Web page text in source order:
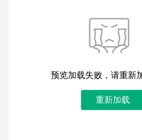
预览加载失败，请重新
重新加载